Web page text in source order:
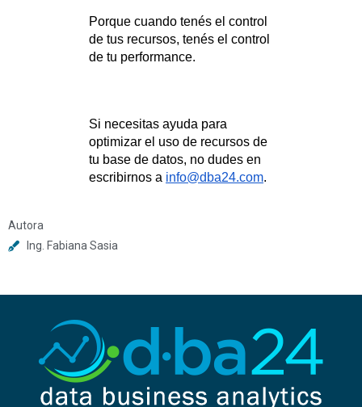
Porque cuando tenés el control
de tus recursos, tenés el control
de tu performance.
Si necesitas ayuda para
optimizar el uso de recursos de
tu base de datos, no dudes en
escribirnos a info@dba24.com.
Autora
Ing. Fabiana Sasia